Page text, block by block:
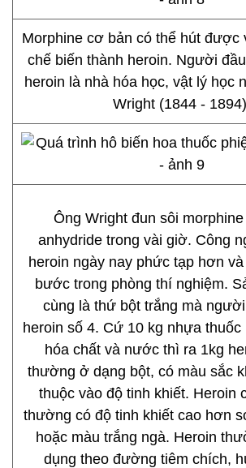
Morphine cơ bản có thể hút được
chế biến thành heroin. Người
heroin là nhà hóa học, vật lý học
Wright (1844 -
Ông Wright đun sôi
anhydride trong vài giờ. Công
heroin ngày nay phức tạp hơn
bước trong phòng thí nghiệm.
cùng là thứ bột trắng mà
heroin số 4. Cứ 10 kg nhựa
hóa chất và nước thì ra 1kg
thường ở dạng bột, có màu sắc
thuộc vào độ tinh khiết. Heroin
thường có độ tinh khiết cao hơn
hoặc màu trắng ngà. Heroin
dụng theo đường tiêm chích,